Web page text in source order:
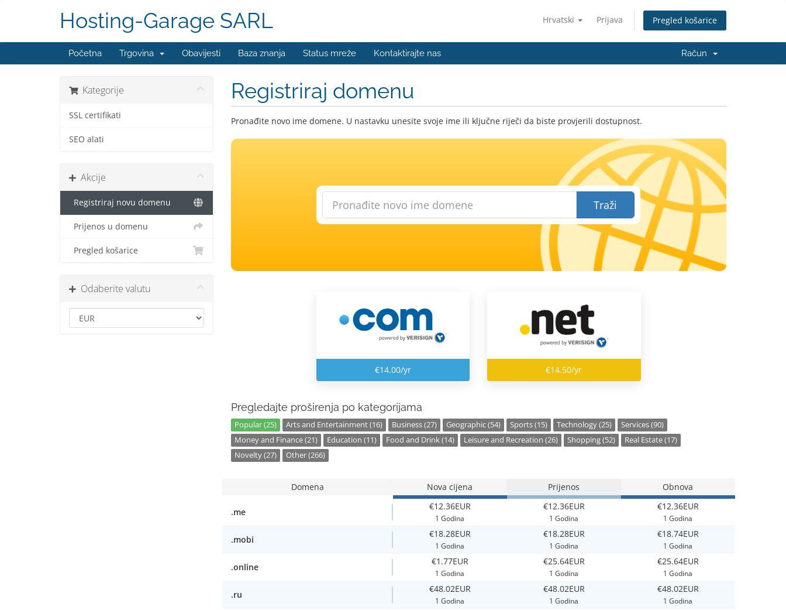
Hrvatski Prijava Pregled košarice
Hosting-Garage SARL
Početna Trgovina Obavijesti Baza znanja Status mreže Kontaktirajte nas Račun
Kategorije
SSL certifikati
SEO alati
Akcije
Registriraj novu domenu
Prijenos u domenu
Pregled košarice
Odaberite valutu
Registriraj domenu
Pronađite novo ime domene. U nastavku unesite svoje ime ili ključne riječi da biste provjerili dostupnost.
Traži
€14.00/yr €14.50/yr
Pregledajte proširenja po kategorijama
Popular (25) Arts and Entertainment (16) Business (27) Geographic (54) Sports (15) Technology (25)
Services (90)
Money and Finance (21)
Education (11) Food and Drink (14) Leisure and Recreation (26) Shopping (52)
Real Estate (17)
Novelty (27)
Other (266)
Domena Nova cijena Prijenos Obnova
.me
€12.36EUR
1 Godina
€12.36EUR
1 Godina
€12.36EUR
1 Godina
.mobi
€18.28EUR
1 Godina
€18.28EUR
1 Godina
€18.74EUR
1 Godina
.online
€1.77EUR
1 Godina
€25.64EUR
1 Godina
€25.64EUR
1 Godina
.ru
€48.02EUR
1 Godina
€48.02EUR
1 Godina
€48.02EUR
1 Godina